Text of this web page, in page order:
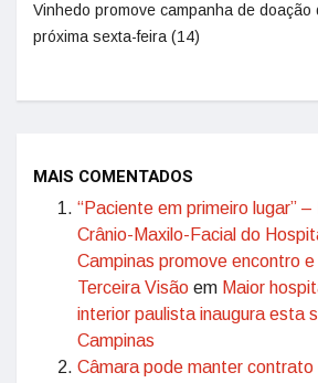
Vinhedo promove campanha de doação
próxima sexta-feira (14)
MAIS COMENTADOS
“Paciente em primeiro lugar”
Crânio-Maxilo-Facial do
Campinas promove encontro
Terceira Visão em Maior
interior paulista inaugura esta
Campinas
Câmara pode manter contrato